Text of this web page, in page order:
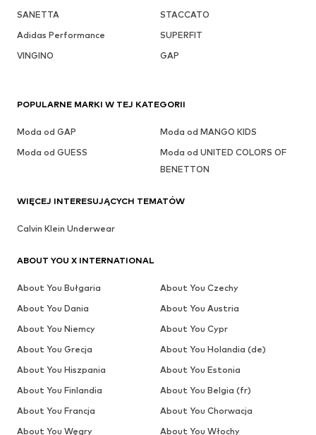
SANETTA
STACCATO
Adidas Performance
SUPERFIT
VINGINO
GAP
POPULARNE MARKI W TEJ KATEGORII
Moda od GAP
Moda od MANGO KIDS
Moda od GUESS
Moda od UNITED COLORS OF
BENETTON
WIĘCEJ INTERESUJĄCYCH TEMATÓW
Calvin Klein Underwear
ABOUT YOU X INTERNATIONAL
About You Bułgaria
About You Czechy
About You Dania
About You Austria
About You Niemcy
About You Cypr
About You Grecja
About You Holandia (de)
About You Hiszpania
About You Estonia
About You Finlandia
About You Belgia (fr)
About You Francja
About You Chorwacja
About You Węgry
About You Włochy